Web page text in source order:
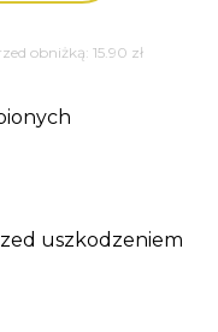
obniżką: 15.90 zł
uszkodzeniem